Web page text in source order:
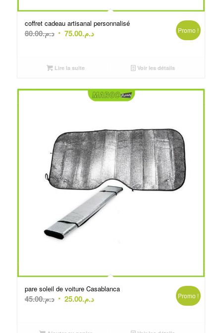
coffret cadeau artisanal personnalisé
د.م.80.00
Le
était :
د.م.75.00
Le
Promo !
Lire la suite Voir les détails
pare soleil de voiture Casablanca
د.م.45.00
Le
د.م.25.00
Le
Promo !